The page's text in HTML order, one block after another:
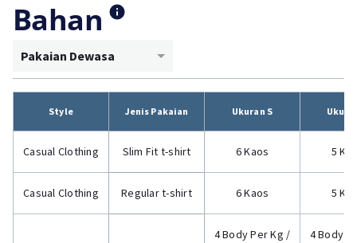
Bahan
Pakaian Dewasa
Style Jenis Pakaian Ukuran S
Casual Clothing Slim Fit t-shirt 6 Kaos 5
Casual Clothing Regular t-shirt 6 Kaos 5
4 Body Per Kg /
4 Body